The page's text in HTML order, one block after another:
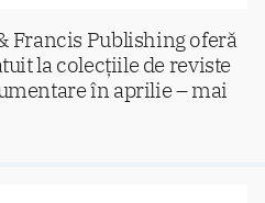
Francis Publishing oferă
la colecțiile de reviste
în aprilie – mai